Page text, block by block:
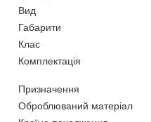
Вид
Габарити
Клас
Комплектація
Призначення
Оброблюваний матеріал